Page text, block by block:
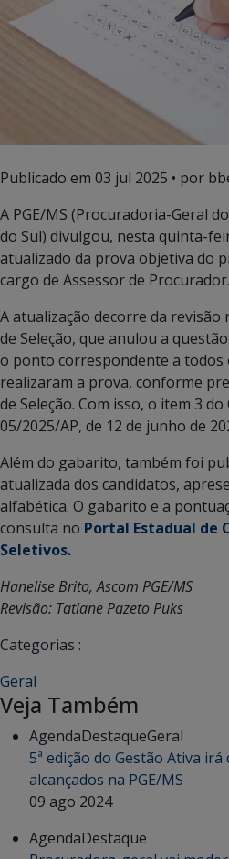
Publicado em 03 jul 2025 • por
A PGE/MS (Procuradoria-Geral
do Sul) divulgou, nesta quinta-
atualizado da prova objetiva do
cargo de Assessor de Procurador.
A atualização decorre da revisão
de Seleção, que anulou a questão
o ponto correspondente a todos
realizaram a prova, conforme
de Seleção. Com isso, o item 3
05/2025/AP, de 12 de junho de
Além do gabarito, também foi
atualizada dos candidatos,
alfabética. O gabarito e a
consulta no Portal Estadual de
Seletivos.
Hanelise Brito, Ascom PGE/MS
Revisão: Tatiane Pazeto Puks
Categorias :
Geral
Veja Também
AgendaDestaqueGeral
5ª edição do Gestão Ativa
alcançados na PGE/MS
09 ago 2024
AgendaDestaque